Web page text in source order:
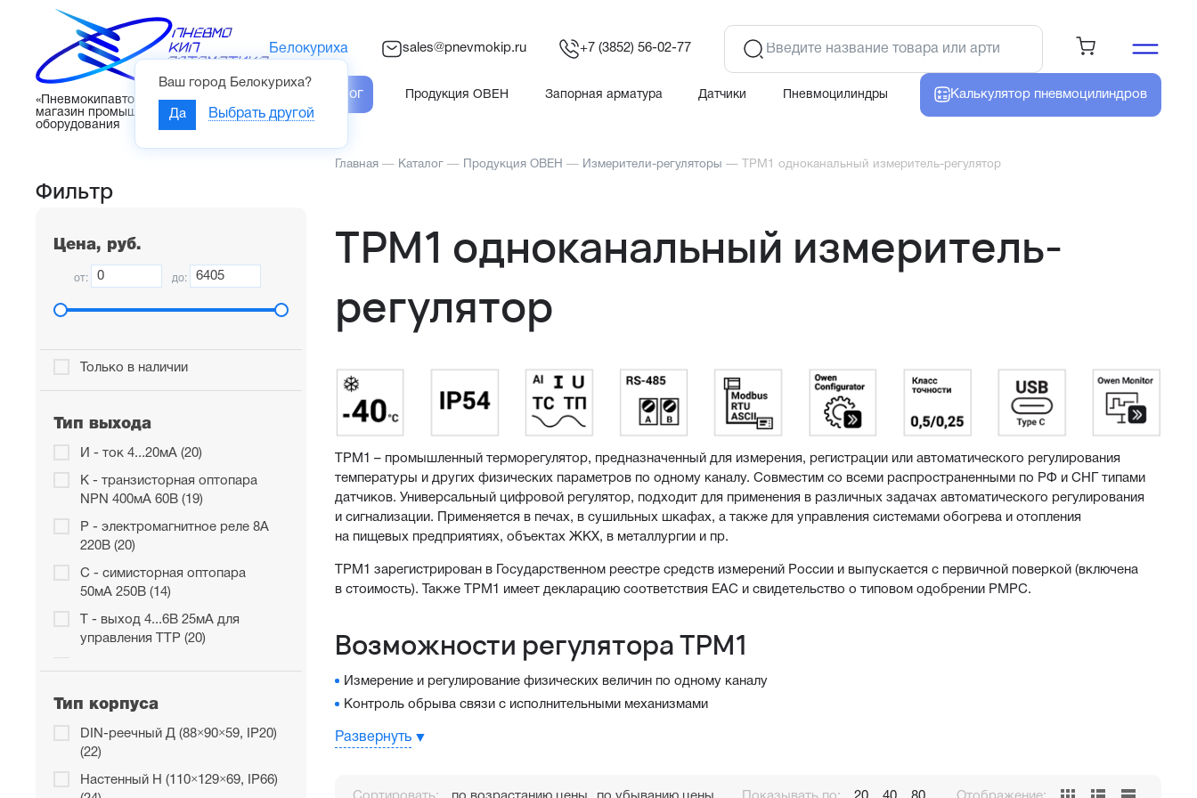
«Пневмокипавтоматика» – интернет-
магазин промышленного
оборудования
Белокуриха
Ваш город Белокуриха?
Да Выбрать другой
sales@pnevmokip.ru +7 (3852) 56-02-77
Каталог Продукция ОВЕН Запорная арматура Датчики Пневмоцилиндры Калькулятор пневмоцилиндров
Фильтр
Цена, руб.
от: до:
Только в наличии
Тип выхода
И - ток 4...20мА (20)
К - транзисторная оптопара
NPN 400мА 60В (19)
Р - электромагнитное реле 8А
220В (20)
С - симисторная оптопара
50мА 250В (14)
Т - выход 4...6В 25мА для
управления ТТР (20)
Тип корпуса
DIN-реечный Д (88×90×59, IP20)
(22)
Настенный Н (110×129×69, IP66)
Главная — Каталог — Продукция ОВЕН — Измерители-регуляторы — ТРМ1 одноканальный измеритель-регулятор
ТРМ1 одноканальный измеритель-
регулятор
ТРМ1 – промышленный терморегулятор, предназначенный для измерения, регистрации или автоматического регулирования
температуры и других физических параметров по одному каналу. Совместим со всеми распространенными по РФ и СНГ типами
датчиков. Универсальный цифровой регулятор, подходит для применения в различных задачах автоматического регулирования
и сигнализации. Применяется в печах, в сушильных шкафах, а также для управления системами обогрева и отопления
на пищевых предприятиях, объектах ЖКХ, в металлургии и пр.
ТРМ1 зарегистрирован в Государственном реестре средств измерений России и выпускается с первичной поверкой (включена
в стоимость). Также ТРМ1 имеет декларацию соответствия ЕАС и свидетельство о типовом одобрении РМРС.
Возможности регулятора ТРМ1
Измерение и регулирование физических величин по одному каналу
Контроль обрыва связи с исполнительными механизмами
Сигнализация о выходе измеряемой величины за заданные пределы
Развернуть